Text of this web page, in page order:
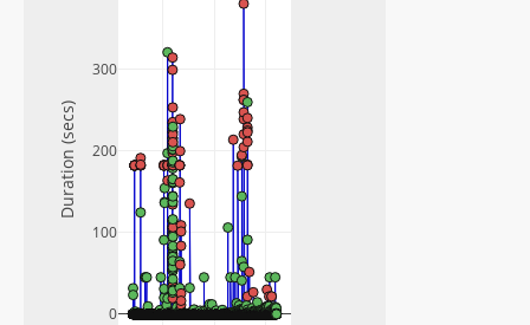
0
100
200
300
Duration (secs)